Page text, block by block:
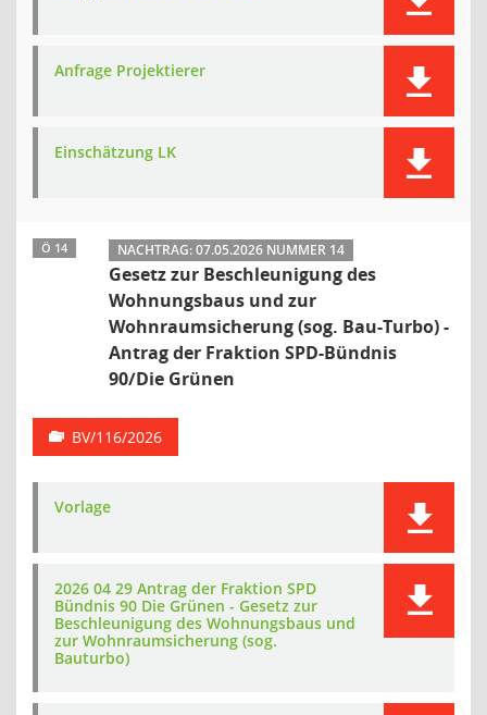
Anfrage Projektierer
Einschätzung LK
Ö 14 NACHTRAG: 07.05.2026 NUMMER 14
Gesetz zur Beschleunigung des
Wohnungsbaus und zur
Wohnraumsicherung (sog. Bau-Turbo) -
Antrag der Fraktion SPD-Bündnis
90/Die Grünen
BV/116/2026
Vorlage
2026 04 29 Antrag der Fraktion SPD
Bündnis 90 Die Grünen - Gesetz zur
Beschleunigung des Wohnungsbaus und
zur Wohnraumsicherung (sog.
Bauturbo)